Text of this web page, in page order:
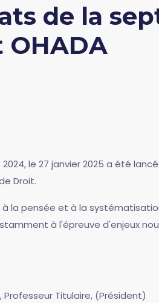
de la
le 27 janvier 2025 a été
Droit.
pensée et à la
à l'épreuve d'enjeux
Titulaire, (Président)